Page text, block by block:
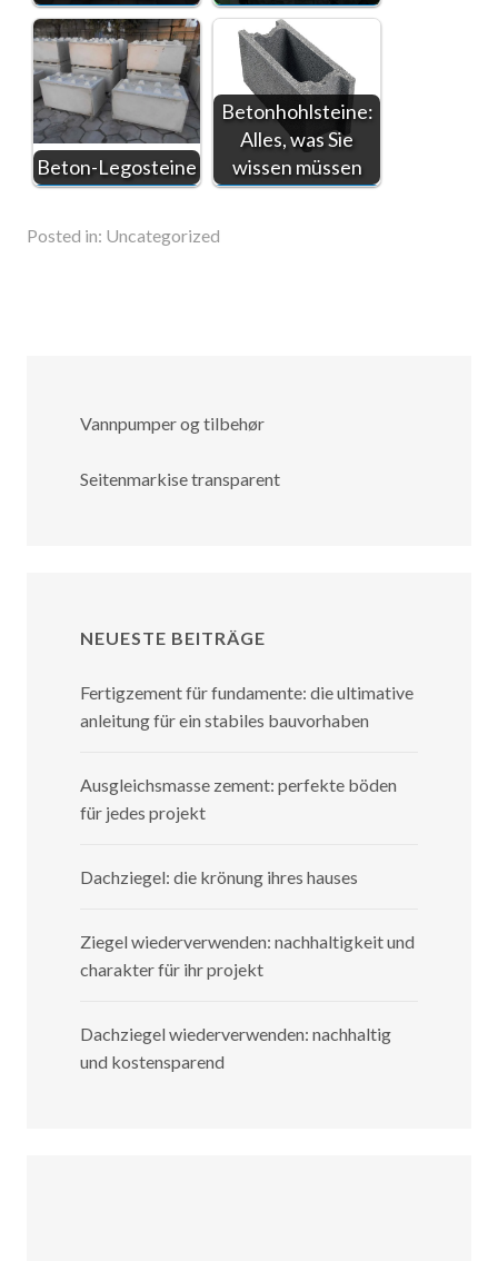
Beton-Legosteine
Betonhohlsteine:
Alles, was Sie
wissen müssen
Posted in: Uncategorized
Vannpumper og tilbehør
Seitenmarkise transparent
NEUESTE BEITRÄGE
Fertigzement für fundamente: die ultimative
anleitung für ein stabiles bauvorhaben
Ausgleichsmasse zement: perfekte böden
für jedes projekt
Dachziegel: die krönung ihres hauses
Ziegel wiederverwenden: nachhaltigkeit und
charakter für ihr projekt
Dachziegel wiederverwenden: nachhaltig
und kostensparend